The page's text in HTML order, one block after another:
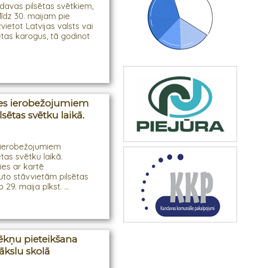
pilsētas svētkiem,
30. maijam pie
Latvijas valsts vai
karogus, tā godinot
ierobežojumiem
svētku laikā.
svētku laikā.
ar kartē
stāvvietām pilsētas
29. maija plkst. ...
pieteikšana
skolā